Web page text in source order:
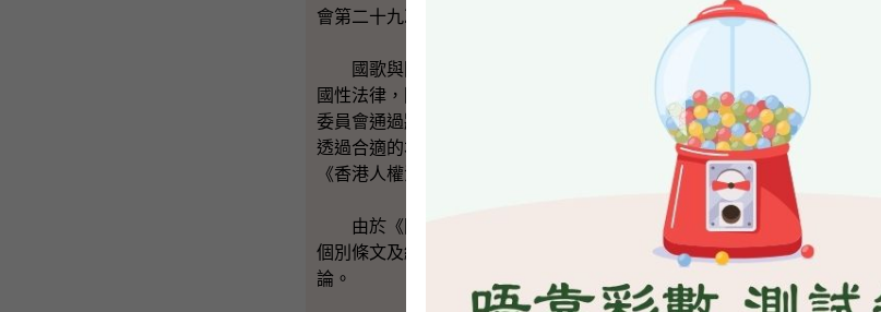
會第二十九次會議通過，並已於二Ｏ一七年十月一日起於全國施行。
國歌與國旗、國徽一樣，是國家的象徵和標誌。《國歌法》是一項不
國性法律，因此可依據《基本法》第十八條將《國歌法》列入《基本法
委員會通過將《國歌法》列入《基本法》附件三的決定後，特區政府便會
透過合適的本地立法，以符合香港特別行政區的憲制及法律制度的方式
《香港人權法案條例》第十二條的相關條文。
由於《國歌法》尚未納入《基本法》附件三及有關的本地立法工作尚
個別條文及細節作出評論言之尚早。在本地立法的過程中，特區政府會
論。